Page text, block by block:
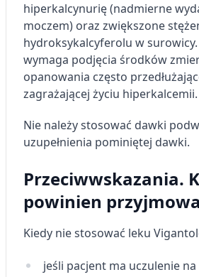
hiperkalcynurię (nadmierne
moczem) oraz zwiększone
hydroksykalcyferolu w
wymaga podjęcia środków
opanowania często
zagrażającej życiu hiperkalcemii.
Nie należy stosować dawki
uzupełnienia pominiętej dawki.
Przeciwwskazania.
powinien
Kiedy nie stosować leku
jeśli pacjent ma uczulenie